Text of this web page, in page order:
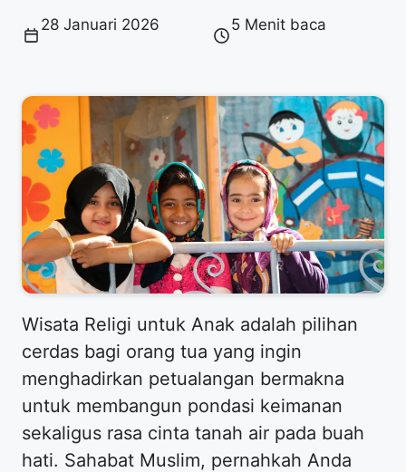
28 Januari 2026 5 Menit baca
​Wisata Religi untuk Anak adalah pilihan
cerdas bagi orang tua yang ingin
menghadirkan petualangan bermakna
untuk membangun pondasi keimanan
sekaligus rasa cinta tanah air pada buah
hati. Sahabat Muslim, pernahkah Anda